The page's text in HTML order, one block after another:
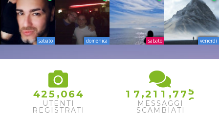
sabato domenica sabato venerdì
425 ,064
UTENTI
REGISTRATI
1 7 ,2 1 1 ,7 7
5
6
MESSAGGI
SCAMBIATI